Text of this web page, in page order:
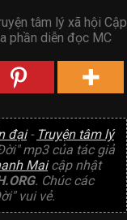
tâm lý xã hội Cập
phần diễn đọc MC
đại- Truyện tâm lý
mp3 của tác giả
Maicập nhật
. Chúc các
vui vẻ.